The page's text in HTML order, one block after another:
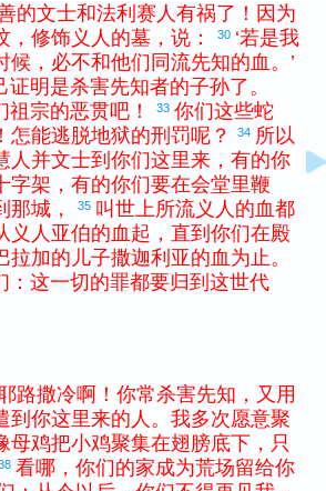
的文士和法利赛 人 有祸了 ！ 因为
， 修饰 义人 的墓 ， 说 ： 30 ‘若是我
候 ， 必不和他们 同流先知的血 。 ’
证明 是杀害先知者的子孙了 。
祖宗的恶贯吧 ！ 33 你们这些蛇
！ 怎能逃脱地狱的刑罚呢 ？ 34 所以
人 并文士到 你们这里来 ， 有的你
字架 ， 有的你们要在会堂里鞭
那城 ， 35 叫 世上 所流义人 的血都
义人 亚伯的血 起 ， 直到 你们在殿
拉加的 儿子撒迦利亚的血 为止 。
： 这一切的罪都要归到 这世代
路撒冷啊 ！ 你常杀害先知 ， 又 用
到 你这里来的 人 。 我多次愿意聚
母鸡把小鸡聚集在翅膀底下 ， 只
看哪 ， 你们的家成为荒场留给你